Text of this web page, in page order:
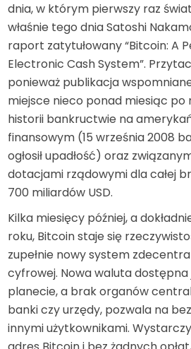
dnia, w którym pierwszy raz świat
właśnie tego dnia Satoshi
raport zatytułowany “Bitcoin: A
Electronic Cash System”.
ponieważ publikacja
miejsce nieco ponad miesiąc po
historii bankructwie na
finansowym (15 września 2008
ogłosił upadłość) oraz
dotacjami rządowymi dla całej
700 miliardów USD.
Kilka miesięcy później, a
roku, Bitcoin staje się
zupełnie nowy system
cyfrowej. Nowa waluta dostępna
planecie, a brak organów
banki czy urzędy, pozwala na
innymi użytkownikami.